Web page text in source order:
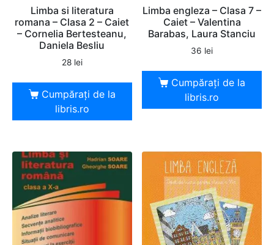
Limba si literatura
romana – Clasa 2 – Caiet
– Cornelia Bertesteanu,
Daniela Besliu
28 lei
Cumpărați de la
libris.ro
Limba engleza – Clasa 7 –
Caiet – Valentina
Barabas, Laura Stanciu
36 lei
Cumpărați de la
libris.ro